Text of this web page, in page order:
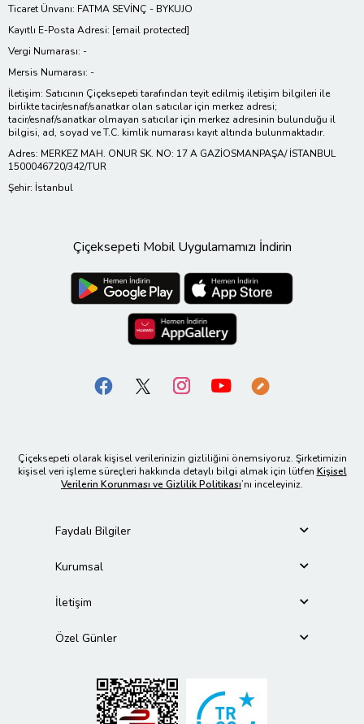
Ticaret Ünvanı: FATMA SEVİNÇ - BYKUJO
Kayıtlı E-Posta Adresi: [email protected]
Vergi Numarası: -
Mersis Numarası: -
İletişim: Satıcının Çiçeksepeti tarafından teyit edilmiş iletişim bilgileri ile
birlikte tacir/esnaf/sanatkar olan satıcılar için merkez adresi;
tacir/esnaf/sanatkar olmayan satıcılar için merkez adresinin bulunduğu il
bilgisi, ad, soyad ve T.C. kimlik numarası kayıt altında bulunmaktadır.
Adres: MERKEZ MAH. ONUR SK. NO: 17 A GAZİOSMANPAŞA/ İSTANBUL
1500046720/342/TUR
Şehir: İstanbul
Çiçeksepeti Mobil Uygulamamızı İndirin
Çiçeksepeti olarak kişisel verilerinizin gizliliğini önemsiyoruz. Şirketimizin
kişisel veri işleme süreçleri hakkında detaylı bilgi almak için lütfen Kişisel
Verilerin Korunması ve Gizlilik Politikası’nı inceleyiniz.
Faydalı Bilgiler
Kurumsal
İletişim
Özel Günler